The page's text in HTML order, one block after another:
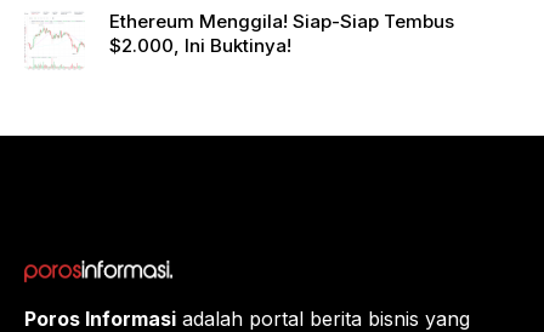
rk
Gande
ng
Eropa,
Ethereum Menggila! Siap-Siap Tembus
$2.000, Ini Buktinya!
Poros Informasi adalah portal berita bisnis yang